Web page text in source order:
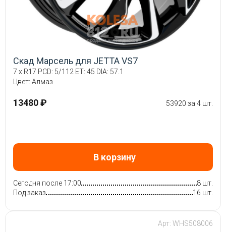
Скад Марсель для JETTA VS7
7 x R17 PCD: 5/112 ET: 45 DIA: 57.1
Цвет: Алмаз
13480 ₽ 53920 за 4 шт.
В корзину
Сегодня после 17:00
8 шт.
Под заказ
16 шт.
Арт: WHS508006